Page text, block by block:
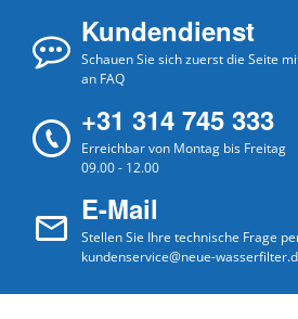
Kundendienst
Schauen Sie sich zuerst die Seite
an FAQ
+31 314 745 333
Erreichbar von Montag bis Freitag
09.00 - 12.00
E-Mail
Stellen Sie Ihre technische Frage
kundenservice@neue-